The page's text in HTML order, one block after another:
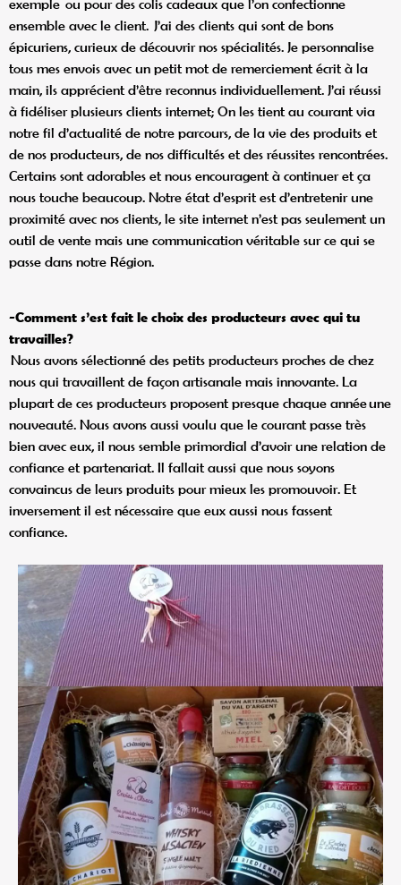
exemple ou pour des colis cadeaux que l’on confectionne
ensemble avec le client. J’ai des clients qui sont de bons
épicuriens, curieux de découvrir nos spécialités. Je personnalise
tous mes envois avec un petit mot de remerciement écrit à la
main, ils apprécient d’être reconnus individuellement. J’ai réussi
à fidéliser plusieurs clients internet; On les tient au courant via
notre fil d’actualité de notre parcours, de la vie des produits et
de nos producteurs, de nos difficultés et des réussites rencontrées.
Certains sont adorables et nous encouragent à continuer et ça
nous touche beaucoup. Notre état d’esprit est d’entretenir une
proximité avec nos clients, le site internet n’est pas seulement un
outil de vente mais une communication véritable sur ce qui se
passe dans notre Région.
-Comment s’est fait le choix des producteurs avec qui tu
travailles?
Nous avons sélectionné des petits producteurs proches de chez
nous qui travaillent de façon artisanale mais innovante. La
plupart de ces producteurs proposent presque chaque année une
nouveauté. Nous avons aussi voulu que le courant passe très
bien avec eux, il nous semble primordial d’avoir une relation de
confiance et partenariat. Il fallait aussi que nous soyons
convaincus de leurs produits pour mieux les promouvoir. Et
inversement il est nécessaire que eux aussi nous fassent
confiance.